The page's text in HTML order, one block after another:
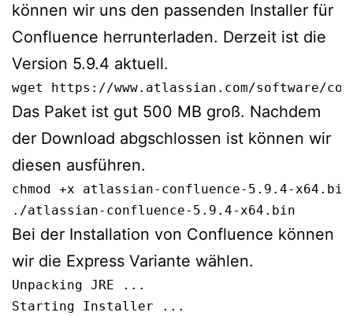
können wir uns den passenden Installer für
Confluence herrunterladen. Derzeit ist die
Version 5.9.4 aktuell.
wget https://www.atlassian.com/software/
Das Paket ist gut 500 MB groß. Nachdem
der Download abgschlossen ist können wir
diesen ausführen.
chmod +x atlassian-confluence-5.9.4-x64.bin
./atlassian-confluence-5.9.4-x64.bin
Bei der Installation von Confluence können
wir die Express Variante wählen.
Unpacking JRE ...
Starting Installer ...